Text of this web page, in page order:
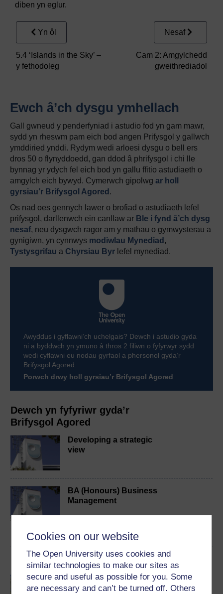
Cookies on our website
The Open University uses cookies and
similar technologies to make our sites as
secure and useful as possible for you. Some
are necessary and can’t be turned off. Others
Dewch yn fyfyriwr gyda’r
Brifysgol Agored
Developing a strategic
view
BA (Honours) Business
Management
English
Hybrid working: planning
for the future
diben yn eglur.
Yn ôl
5.4 ‘Islands in the Sky’ –
y fethodoleg
Nesaf
Cam 2: Amgylchedd
gweithrediadol
Ewch â’ch dysgu ymhellach
Gall gwneud y penderfyniad i astudio fod yn gam mawr,
sydd yn rheswm pam eich bod angen Prifysgol y gallwch
ymddiried ynddi. Rydym wedi arloesi dysgu o bell ers
dros 50 o flynyddoedd, gan ddod â phrifysgol i chi lle
bynnag yr ydych fel eich bod yn gallu ffitio astudiaeth o
amgylch eich bywyd. Cymerwch gipolwg ar holl
gyrsiau’r Brifysgol Agored .
Os nad oes gennych lawer o brofiad o astudiaeth lefel
prifysgol, darllenwch ein canllaw ar Ble i fynd â’ch dysg
nesaf, neu dysgwch ragor am y mathau o gymwysterau a
gynigiwn, yn cynnwys modiwlau Mynediad ,
Tystysgrifau a Chyrsiau Byr lefel mynediad.
Awyddus i gyflawni’ch uchelgais? Dewch i astudio gyda
ni a byddwch yn ymuno â thros 2 filiwn o fyfyrwyr sydd
wedi cyflawni eu nodau gyrfaol a phersonol gyda’r
Brifysgol Agored.
Porwch drwy holl gyrsiau’r Brifysgol Agored